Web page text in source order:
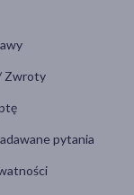
Zwroty
pytania